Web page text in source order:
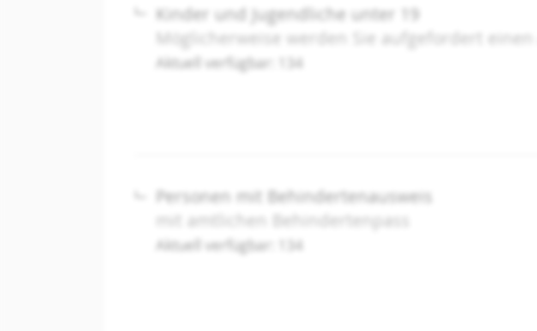
Kinder und Jugendliche unter 19
Möglicherweise werden Sie aufgefordert einen
Aktuell verfügbar: 134
Personen mit Behindertenausweis
mit amtlichen Behindertenpass
Aktuell verfügbar: 134